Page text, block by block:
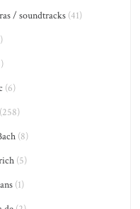
/ soundtracks(41)
(6)
(8)
(5)
(1)